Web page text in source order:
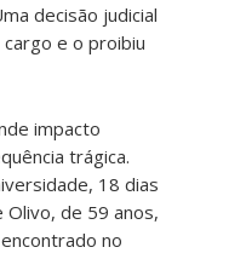
decisão judicial
e o proibiu
impacto
trágica.
18 dias
Olivo, de 59 anos,
no